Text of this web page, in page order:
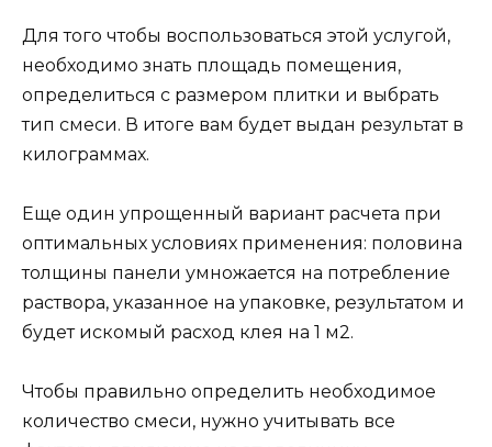
Для того чтобы воспользоваться этой услугой,
необходимо знать площадь помещения,
определиться с размером плитки и выбрать
тип смеси. В итоге вам будет выдан результат в
килограммах.
Еще один упрощенный вариант расчета при
оптимальных условиях применения: половина
толщины панели умножается на потребление
раствора, указанное на упаковке, результатом и
будет искомый расход клея на 1 м2.
Чтобы правильно определить необходимое
количество смеси, нужно учитывать все